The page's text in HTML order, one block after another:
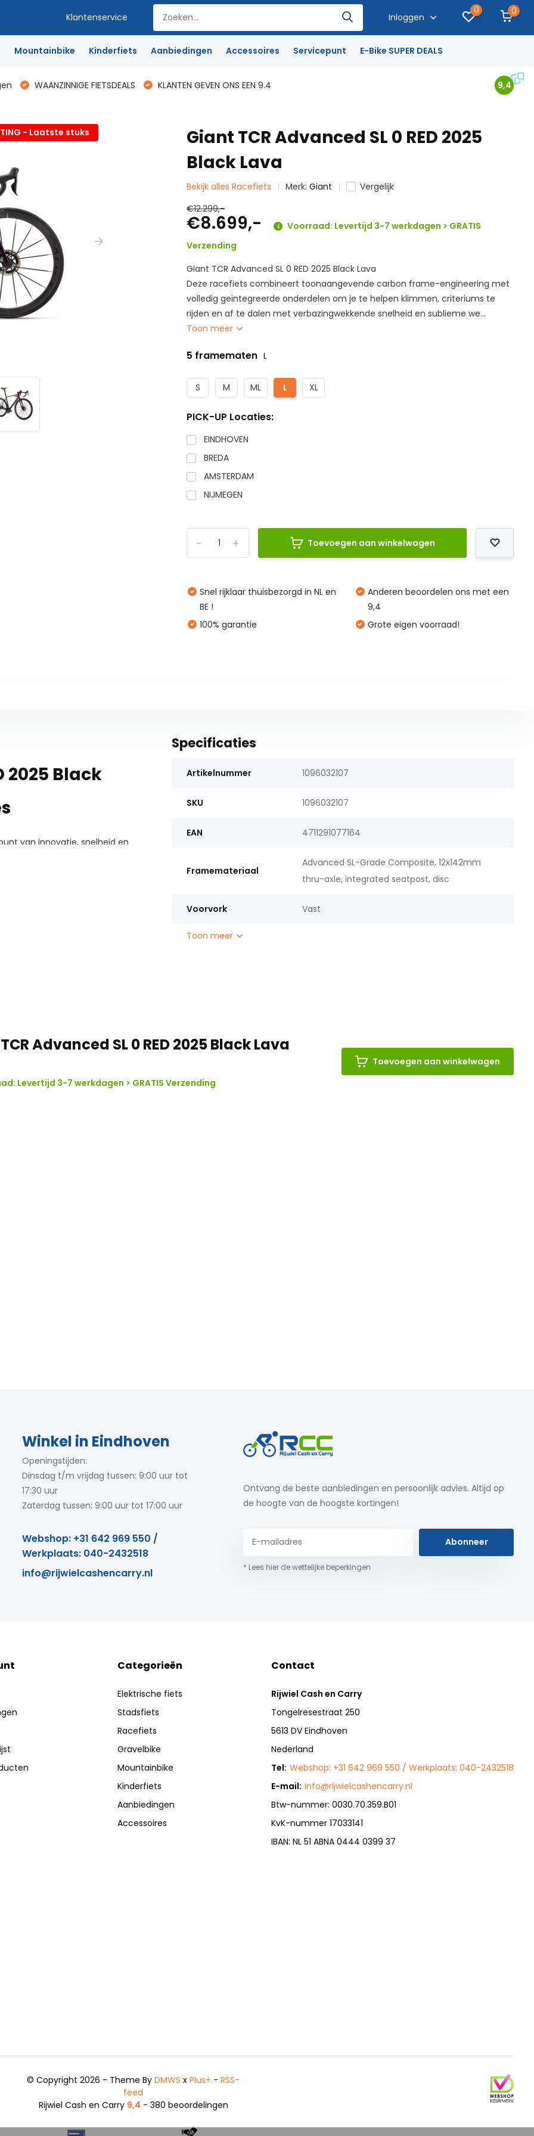
Klantenservice Inloggen
0 0
Mountainbike Kinderfiets Aanbiedingen Accessoires Servicepunt E-Bike SUPER DEALS
WAANZINNIGE FIETSDEALS KLANTEN GEVEN ONS EEN 9.4 9,4
- Laatste stuks
Giant TCR Advanced SL 0 RED 2025
Black Lava
Bekijk alles Racefiets Merk:Giant
Vergelijk
€12.299,-
€8.699,-
Voorraad: Levertijd 3-7 werkdagen > GRATIS
Verzending
Giant TCR Advanced SL 0 RED 2025 Black Lava
Deze racefiets combineert toonaangevende carbon frame-engineering met
volledig geïntegreerde onderdelen om je te helpen klimmen, criteriums te
rijden en af te dalen met verbazingwekkende snelheid en sublieme we...
Toon meer
5 framematen L
S M ML L XL
PICK-UP Locaties:
EINDHOVEN
BREDA
AMSTERDAM
NIJMEGEN
+
- Toevoegen aan winkelwagen
Snel rijklaar thuisbezorgd in NL en
BE !
100% garantie
Anderen beoordelen ons met een
9,4
Grote eigen voorraad!
2025 Black
van innovatie, snelheid en
ontwikkeld voor
Specificaties
Artikelnummer 1096032107
SKU 1096032107
EAN 4711291077164
Framemateriaal
Advanced SL-Grade Composite, 12x142mm
thru-axle, integrated seatpost, disc
Voorvork Vast
Toon meer
Advanced SL 0 RED 2025 Black Lava
Levertijd 3-7 werkdagen > GRATIS Verzending
Toevoegen aan winkelwagen
Winkel in Eindhoven
Openingstijden:
Dinsdag t/m vrijdag tussen: 9:00 uur tot
17:30 uur
Zaterdag tussen: 9:00 uur tot 17:00 uur
Webshop: +31 642 969 550 /
Werkplaats: 040-2432518
info@rijwielcashencarry.nl
Ontvang de beste aanbiedingen en persoonlijk advies. Altijd op
de hoogte van de hoogste kortingen!
Abonneer
* Lees hier de wettelijke beperkingen
Categorieën
Elektrische fiets
Stadsfiets
Racefiets
Gravelbike
Mountainbike
Kinderfiets
Aanbiedingen
Accessoires
Contact
Rijwiel Cash en Carry
Tongelresestraat 250
5613 DV Eindhoven
Nederland
Tel: Webshop: +31 642 969 550 / Werkplaats: 040-2432518
E-mail: info@rijwielcashencarry.nl
Btw-nummer: 0030.70.359.B01
KvK-nummer 17033141
IBAN: NL 51 ABNA 0444 0399 37
© Copyright 2026 - Theme ByDMWS xPlus+ -RSS-
feed
Rijwiel Cash en Carry 9,4 - 380 beoordelingen